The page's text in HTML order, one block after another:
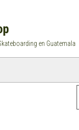
en Guatemala